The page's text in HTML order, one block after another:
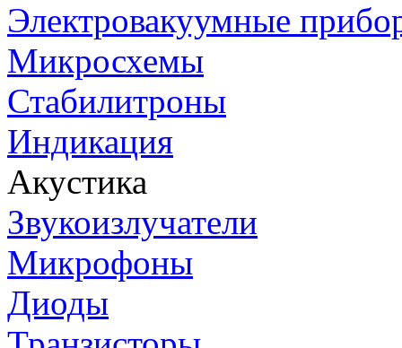
Электровакуумные
Микросхемы
Стабилитроны
Индикация
Акустика
Звукоизлучатели
Микрофоны
Диоды